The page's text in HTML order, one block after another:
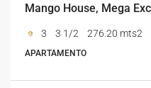
Mango House, Mega
3 3 1/2 276.20 mts2
APARTAMENTO